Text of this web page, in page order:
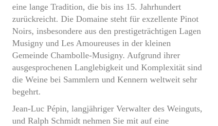
eine lange Tradition, die bis ins 15. Jahrhundert
zurückreicht. Die Domaine steht für exzellente Pinot
Noirs, insbesondere aus den prestigeträchtigen Lagen
Musigny und Les Amoureuses in der kleinen
Gemeinde Chambolle-Musigny. Aufgrund ihrer
ausgesprochenen Langlebigkeit und Komplexität sind
die Weine bei Sammlern und Kennern weltweit sehr
begehrt.
Jean-Luc Pépin, langjähriger Verwalter des Weinguts,
und Ralph Schmidt nehmen Sie mit auf eine